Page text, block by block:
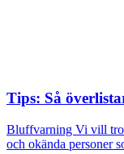
Tips: Så
Bluffvarning Vi vill tro
och okända personer